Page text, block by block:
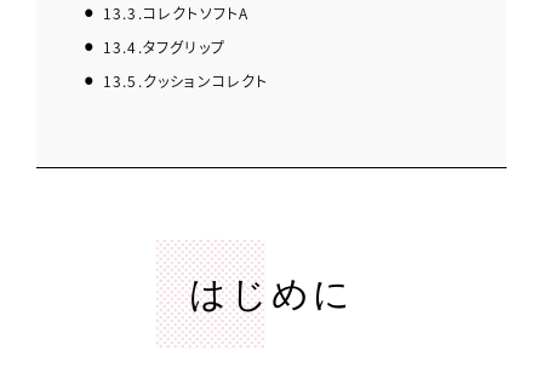
13.3.コレクトソフトA
13.4.タフグリップ
13.5.クッションコレクト
はじめに